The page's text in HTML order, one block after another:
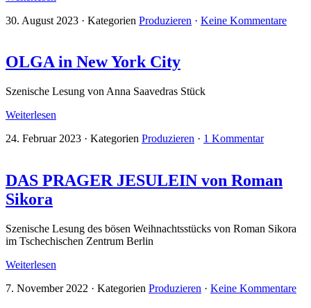
30. August 2023 · Kategorien Produzieren · Keine Kommentare
OLGA in New York City
Szenische Lesung von Anna Saavedras Stück
Weiterlesen
24. Februar 2023 · Kategorien Produzieren · 1 Kommentar
DAS PRAGER JESULEIN von Roman
Sikora
Szenische Lesung des bösen Weihnachtsstücks von Roman Sikora
im Tschechischen Zentrum Berlin
Weiterlesen
7. November 2022 · Kategorien Produzieren · Keine Kommentare